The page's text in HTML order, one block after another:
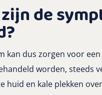
de
kan dus zorgen voor
worden, steeds
huid en kale plekken